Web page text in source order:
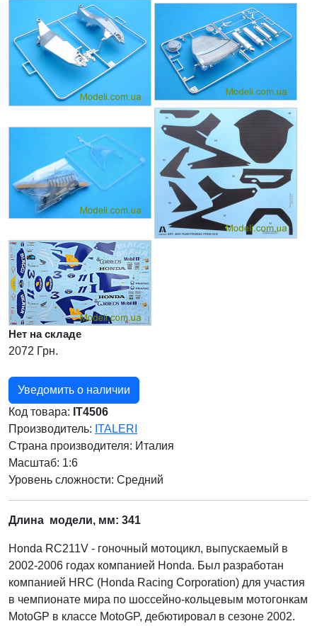
Нет на складе
2072 Грн.
Уведомить о наличии
Код товара: IT4506
Производитель: ITALERI
Страна производителя: Италия
Масштаб: 1:6
Уровень сложности: Cредний
Длина модели, мм: 341
Honda RC211V - гоночный мотоцикл, выпускаемый в
2002-2006 годах компанией Honda. Был разработан
компанией HRC (Honda Racing Corporation) для участия
в чемпионате мира по шоссейно-кольцевым мотогонкам
MotoGP в классе MotoGP, дебютировал в сезоне 2002.